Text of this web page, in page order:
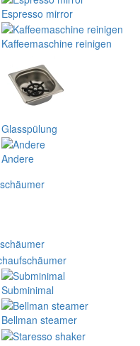
Espresso mirror
Kaffeemaschine reinigen
Glasspülung
Andere
Subminimal
Bellman steamer